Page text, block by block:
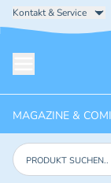
Kontakt & Service
MAGAZINE &
Produkte suchen